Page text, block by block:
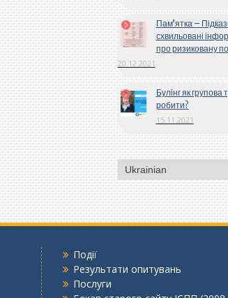
Пам’ятка –
схвильовані
про ризиковану
20.12.2021
Булінг як
робити?
15.11.2021
Вибрати
мову
Події
Результати опитувань
Послуги